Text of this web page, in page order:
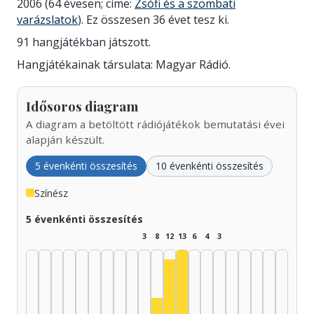
2006 (64 évesen; címe: Zsófi és a szombati
varázslatok). Ez összesen 36 évet tesz ki.
91 hangjátékban játszott.
Hangjátékainak társulata: Magyar Rádió.
Idősoros diagram
A diagram a betöltött rádiójátékok bemutatási évei
alapján készült.
5 évenkénti összesítés 10 évenkénti összesítés
Színész
5 évenkénti összesítés
3 8 12 13 6 4 3